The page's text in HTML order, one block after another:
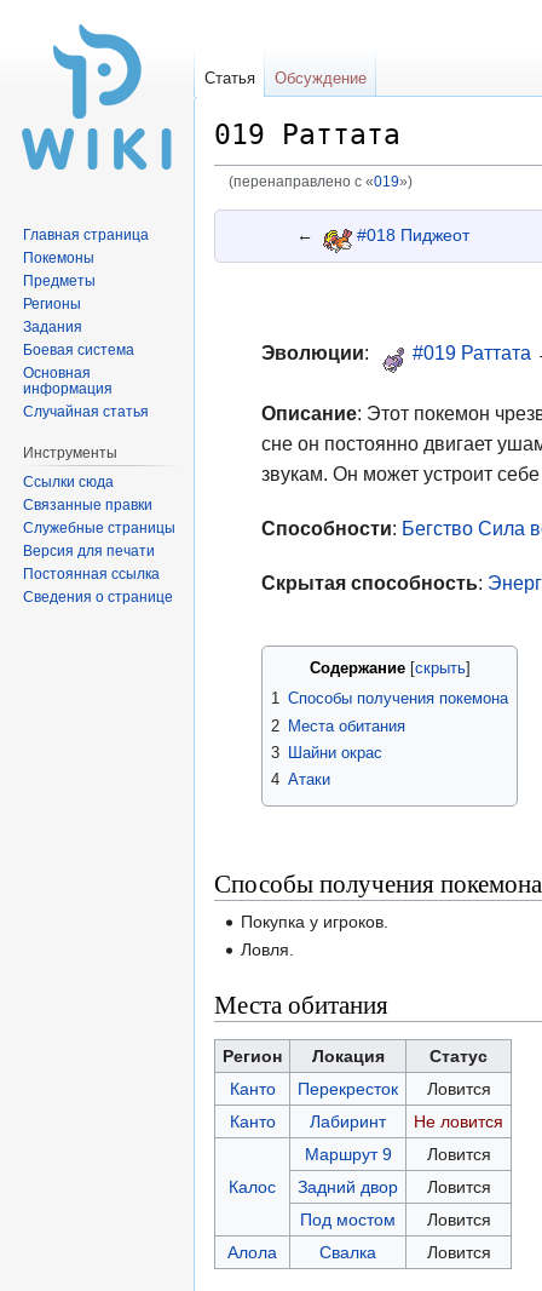
019 Раттата
(перенаправлено с «019»)
← #018 Пиджеот
Эволюции: #019 Раттата
Описание: Этот покемон
сне он постоянно двигает
звукам. Он может устроит
Способности: Бегство Сила
Скрытая способность:
Содержание
1 Способы получения покемона
2 Места обитания
3
Шайни окрас
4 Атаки
Способы получения покемона
Покупка у игроков.
Ловля.
Места обитания
Регион Локация
Статус
Канто
Перекресток
Ловится
Канто
Лабиринт Не ловится
Калос
Маршрут 9
Ловится
Задний двор
Ловится
Под мостом
Ловится
Алола
Свалка Ловится
Статья Обсуждение
Главная страница
Покемоны
Предметы
Регионы
Задания
Боевая система
Основная
информация
Случайная статья
Инструменты
Ссылки сюда
Связанные правки
Служебные страницы
Версия для печати
Постоянная ссылка
Сведения о странице